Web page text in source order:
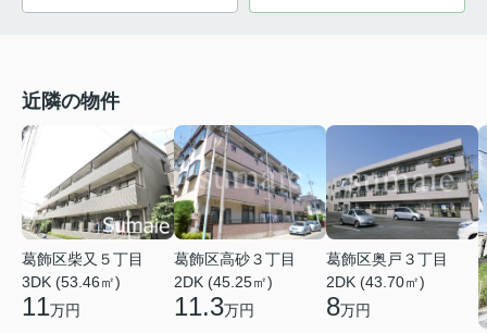
近隣の物件
葛飾区柴又５丁目
3DK (53.46㎡)
11万円
葛飾区高砂３丁目
2DK (45.25㎡)
11.3万円
葛飾区奥戸３丁目
2DK (43.70㎡)
8万円